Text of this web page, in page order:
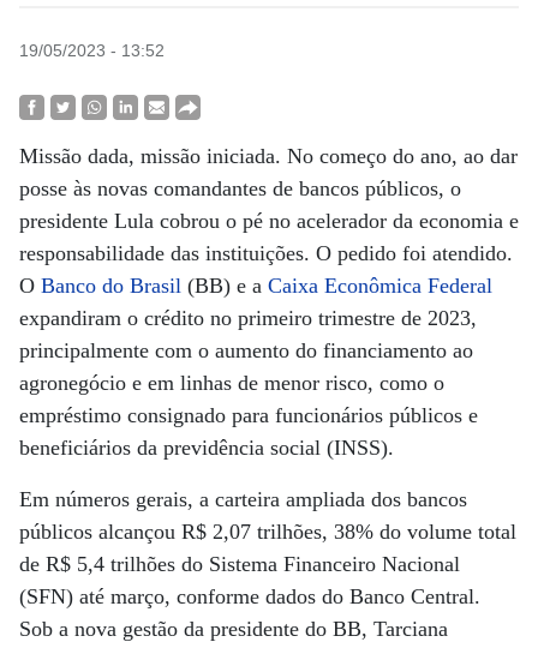
19/05/2023 - 13:52
Missão dada, missão iniciada. No começo do ano, ao dar
posse às novas comandantes de bancos públicos, o
presidente Lula cobrou o pé no acelerador da economia e
responsabilidade das instituições. O pedido foi atendido.
O Banco do Brasil (BB) e a Caixa Econômica Federal
expandiram o crédito no primeiro trimestre de 2023,
principalmente com o aumento do financiamento ao
agronegócio e em linhas de menor risco, como o
empréstimo consignado para funcionários públicos e
beneficiários da previdência social (INSS).
Em números gerais, a carteira ampliada dos bancos
públicos alcançou R$ 2,07 trilhões, 38% do volume total
de R$ 5,4 trilhões do Sistema Financeiro Nacional
(SFN) até março, conforme dados do Banco Central.
Sob a nova gestão da presidente do BB, Tarciana